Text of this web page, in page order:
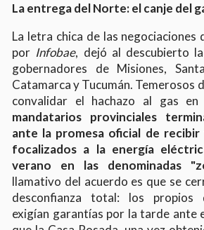
La entrega del Norte: el canje del
La letra chica de las negociaciones
por Infobae, dejó al descubierto
gobernadores de Misiones,
Catamarca y Tucumán. Temerosos
convalidar el hachazo al gas
mandatarios provinciales
ante la promesa oficial de
focalizados a la energía
verano en las denominadas
llamativo del acuerdo es que se
desconfianza total: los propios
exigían garantías por la tarde ante